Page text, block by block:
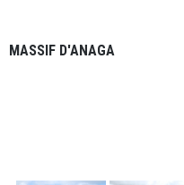
MASSIF D'ANAGA